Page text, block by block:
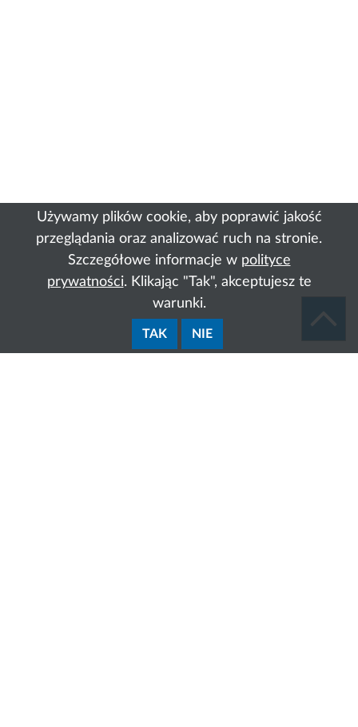
Używamy plików cookie, aby poprawić jakość
przeglądania oraz analizować ruch na stronie.
Szczegółowe informacje w polityce
prywatności. Klikając "Tak", akceptujesz te
warunki.
TAK NIE